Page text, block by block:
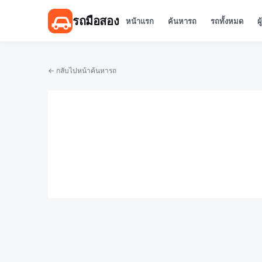
รถมือสอง หน้าแรก ค้นหารถ รถทั้งหมด
← กลับไปหน้าค้นหารถ